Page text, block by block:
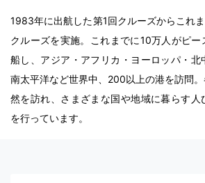
1983年に出航した第1回クルーズからこれ
クルーズを実施。これまでに10万人がピ
船し、アジア・アフリカ・ヨーロッパ・北
南太平洋など世界中、200以上の港を訪問
然を訪れ、さまざまな国や地域に暮らす人
を行っています。